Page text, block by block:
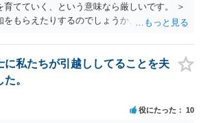
てていく、という意味なら厳しいです。 ＞
をもらえたりするのでしょうか、 相手が認知
とを前提に、父親として子を養う義務があり
できます。 ただ、極端な話相手に収入がなか
りすると、実際上の回収が難しい可能性はあ
に私たちが引越ししてることを夫
。
役にたった 10